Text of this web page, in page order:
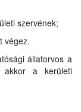
szervének;
végez.
állatorvos a
akkor a kerületi